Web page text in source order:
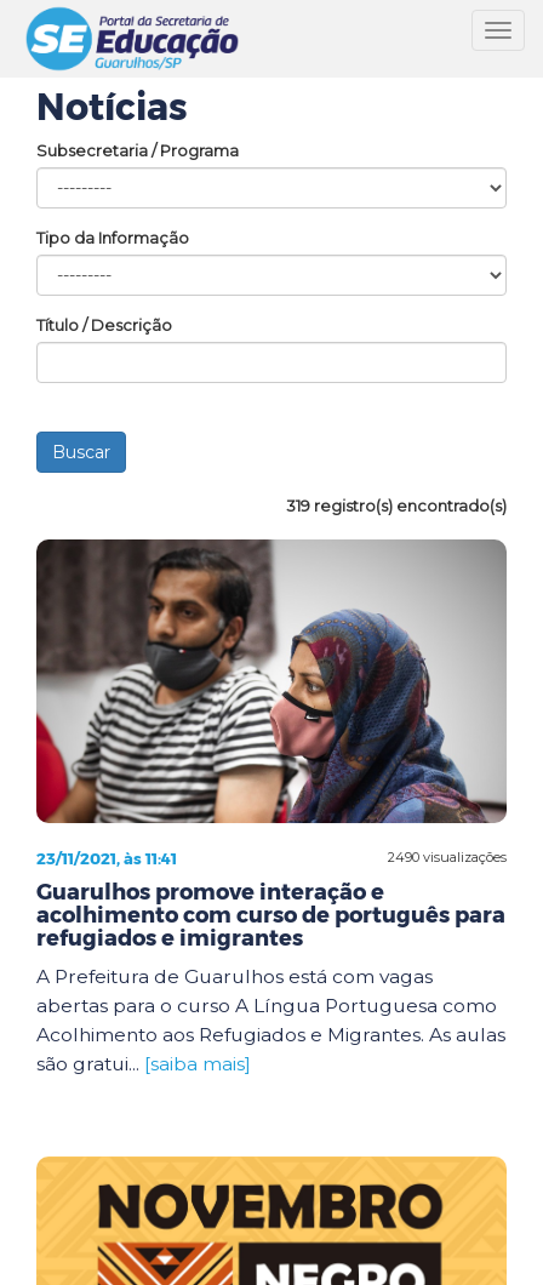
Notícias
Subsecretaria / Programa
Tipo da Informação
Título / Descrição
319 registro(s) encontrado(s)
2490 visualizações
23/11/2021, às 11:41
Guarulhos promove interação e
acolhimento com curso de português para
refugiados e imigrantes
A Prefeitura de Guarulhos está com vagas
abertas para o curso A Língua Portuguesa como
Acolhimento aos Refugiados e Migrantes. As aulas
são gratui... [saiba mais]